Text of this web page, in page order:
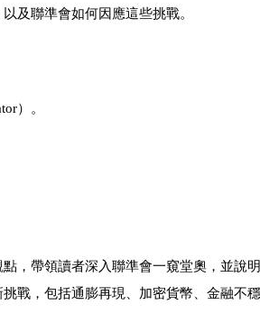
及聯準會如何因應這些挑戰。
）。
，帶領讀者深入聯準會一窺堂奧，並說
戰，包括通膨再現、加密貨幣、金融不